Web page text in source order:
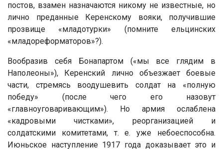
постов, взамен назначаются никому не известные, но
лично преданные Керенскому вояки, получившие
прозвище «младотурки» (помните ельцинских
«младореформаторов»?).
Вообразив себя Бонапартом («мы все глядим в
Наполеоны»), Керенский лично объезжает боевые
части, стремясь воодушевить солдат на «полную
победу» (после чего его назовут
«главноуговаривающим»). Но армия ослаблена
«кадровыми чистками», реорганизацией и
солдатскими комитетами, т. е. уже небоеспособна.
Июньское наступление 1917 года доказывает это и